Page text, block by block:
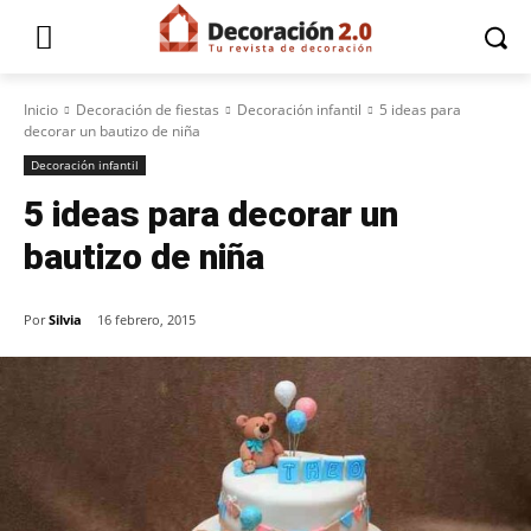
Inicio Decoración de fiestas Decoración infantil
5 ideas para
decorar un bautizo de niña
Decoración infantil
5 ideas para decorar un
bautizo de niña
Por Silvia 16 febrero, 2015